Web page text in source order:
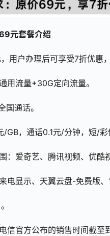
元套餐介绍
用户办理后可享受7折优惠
用流量+30G定向流量。
通话。
GB，通话0.1元/分钟，短/彩
：爱奇艺、腾讯视频、优酷
电显示、天翼云盘-免费版、
信官方公布的销售时间截至